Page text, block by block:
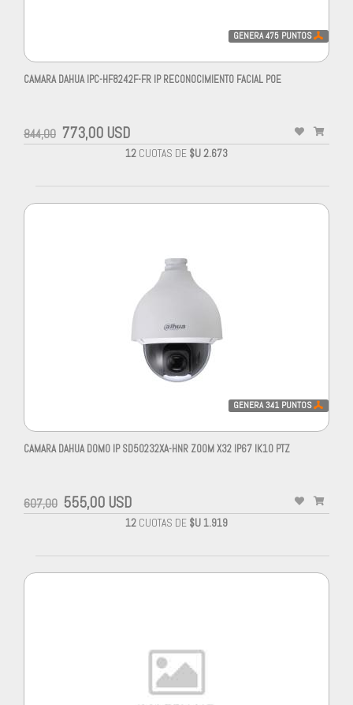
GENERA475 PUNTOS
CAMARA DAHUA IPC-HF8242F-FR IP RECONOCIMIENTO FACIAL POE
844,00 773,00 USD
12 CUOTAS DE $U 2.673
GENERA341 PUNTOS
CAMARA DAHUA DOMO IP SD50232XA-HNR ZOOM X32 IP67 IK10 PTZ
607,00 555,00 USD
12 CUOTAS DE $U 1.919